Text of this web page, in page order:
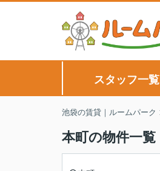
スタッフ一覧
池袋の賃貸｜ルームパーク
本町の物件一覧